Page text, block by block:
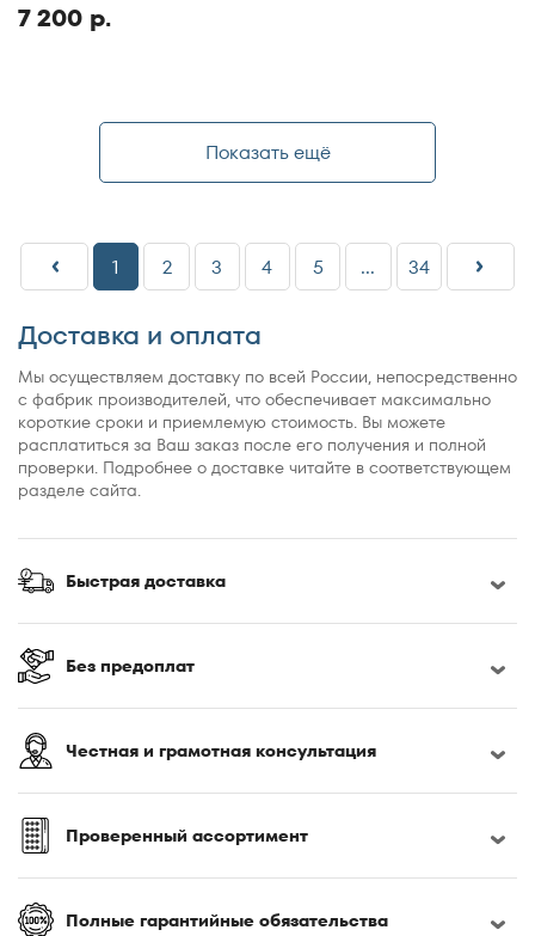
7 200 р.
Показать ещё
1 2 3 4 5 ... 34
Доставка и оплата
Мы осуществляем доставку по всей России, непосредственно
с фабрик производителей, что обеспечивает максимально
короткие сроки и приемлемую стоимость. Вы можете
расплатиться за Ваш заказ после его получения и полной
проверки. Подробнее о доставке читайте в соответствующем
разделе сайта.
Быстрая доставка
Без предоплат
Честная и грамотная консультация
Проверенный ассортимент
Полные гарантийные обязательства